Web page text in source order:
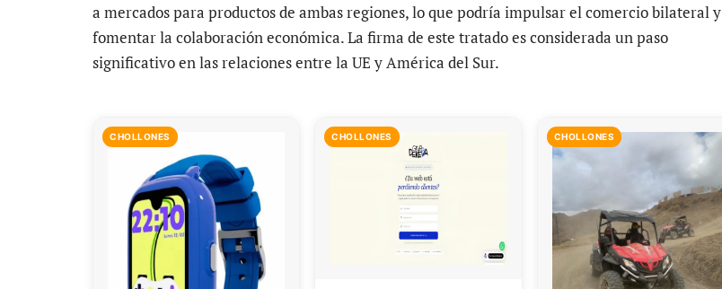
a mercados para productos de ambas regiones, lo que podría impulsar el comercio bilateral y
fomentar la colaboración económica. La firma de este tratado es considerada un paso
significativo en las relaciones entre la UE y América del Sur.
CHOLLONES CHOLLONES CHOLLONES